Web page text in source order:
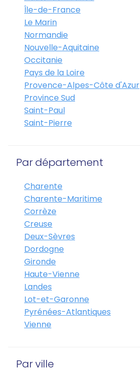
Île-de-France
Le Marin
Normandie
Nouvelle-Aquitaine
Occitanie
Pays de la Loire
Provence-Alpes-Côte d'Azur
Province Sud
Saint-Paul
Saint-Pierre
Par département
Charente
Charente-Maritime
Corrèze
Creuse
Deux-Sèvres
Dordogne
Gironde
Haute-Vienne
Landes
Lot-et-Garonne
Pyrénées-Atlantiques
Vienne
Par ville